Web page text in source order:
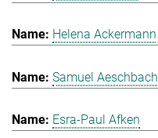
Helena Ackermann
Samuel Aeschbach
Esra-Paul Afken